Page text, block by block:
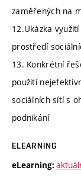
zaměřených na
12.Ukázka
prostředí
13. Konkrétní
použití
sociálních sítí s
podnikání
ELEARNING
eLearning: